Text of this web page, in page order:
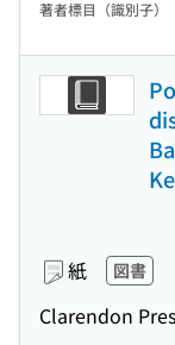
著者標目（識別子）
紙 図書
Clarendon